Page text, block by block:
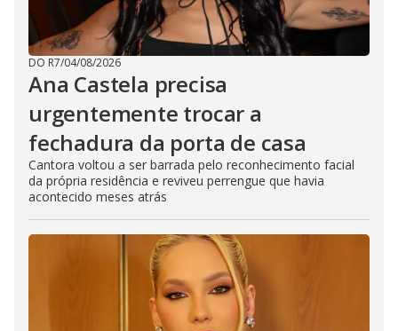
DO R7/04/08/2026
Ana Castela precisa
urgentemente trocar a
fechadura da porta de casa
Cantora voltou a ser barrada pelo reconhecimento facial
da própria residência e reviveu perrengue que havia
acontecido meses atrás